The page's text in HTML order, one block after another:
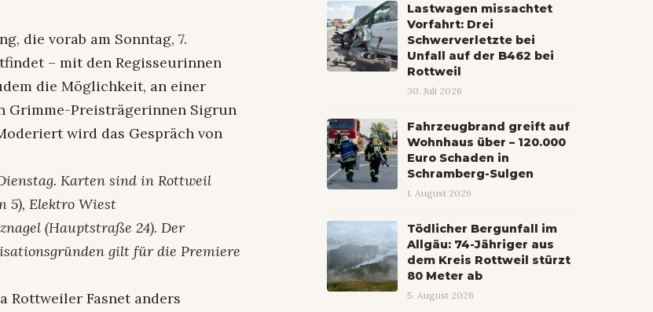
die vorab am Sonntag, 7.
– mit den Regisseurinnen
die Möglichkeit, an einer
Grimme-Preisträgerinnen Sigrun
wird das Gespräch von
Karten sind in Rottweil
5), Elektro Wiest
(Hauptstraße 24). Der
gilt für die Premiere
Rottweiler Fasnet anders
Lastwagen missachtet
Vorfahrt: Drei
Schwerverletzte bei
Unfall auf der B462 bei
Rottweil
30. Juli 2026
Fahrzeugbrand greift auf
Wohnhaus über – 120.000
Euro Schaden in
Schramberg-Sulgen
1. August 2026
Tödlicher Bergunfall im
Allgäu: 74-Jähriger aus
dem Kreis Rottweil stürzt
80 Meter ab
5. August 2026